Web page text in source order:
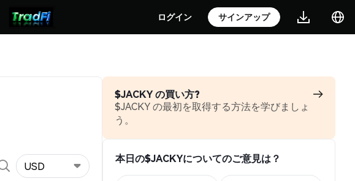
ログイン サインアップ
USD
$JACKY の買い方?
$JACKY の最初を取得する方法を学びましょ
う。
本日の$JACKYについてのご意見は？